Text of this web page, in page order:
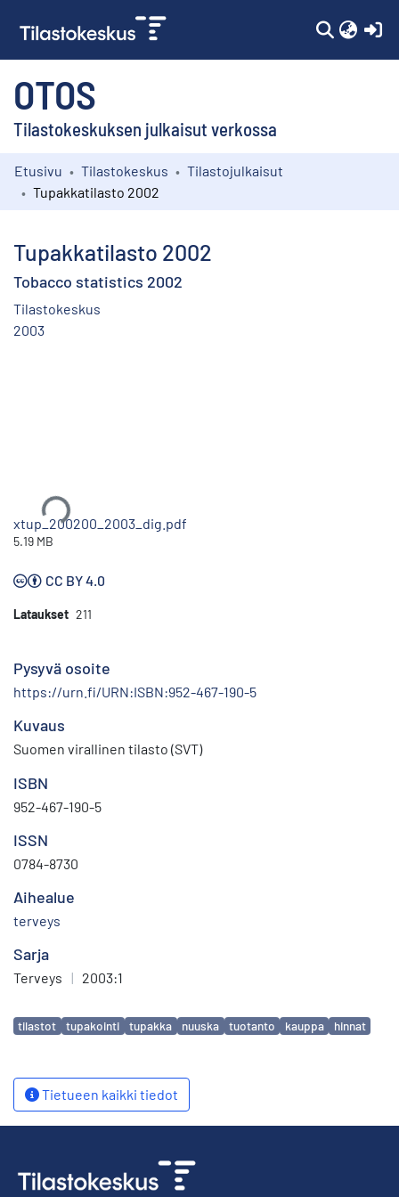
OTOS
Tilastokeskuksen julkaisut verkossa
Kokoelmat
Etusivu Tilastokeskus
Tilastojulkaisut
Tupakkatilasto 2002
Tupakkatilasto 2002
Tobacco statistics 2002
Tilastokeskus
2003
xtup_200200_2003_dig.pdf
5.19 MB
CC BY 4.0
Lataukset 211
Pysyvä osoite
https://urn.fi/URN:ISBN:952-467-190-5
Kuvaus
Suomen virallinen tilasto (SVT)
ISBN
952-467-190-5
ISSN
0784-8730
Aihealue
terveys
Sarja
Terveys | 2003:1
Avainsanat
tilastot tupakointi tupakka nuuska tuotanto kauppa hinnat
Tietueen kaikki tiedot